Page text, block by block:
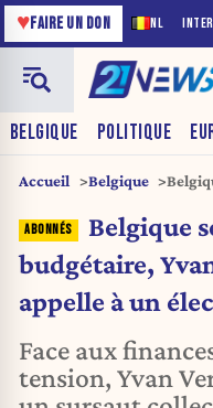
NL
♥FAIRE UN DON
BELGIQUE POLITIQUE
Accueil Belgique
Belgique
budgétaire,
appelle à un
Face aux
tension, Yvan